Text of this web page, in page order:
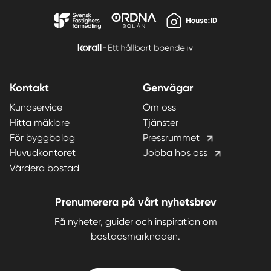
Kontakt
Kundservice
Hitta mäklare
För byggbolag
Huvudkontoret
Värdera bostad
Genvägar
Om oss
Tjänster
Pressrummet
Jobba hos oss
Prenumerera på vårt nyhetsbrev
Få nyheter, guider och inspiration om
bostadsmarknaden.